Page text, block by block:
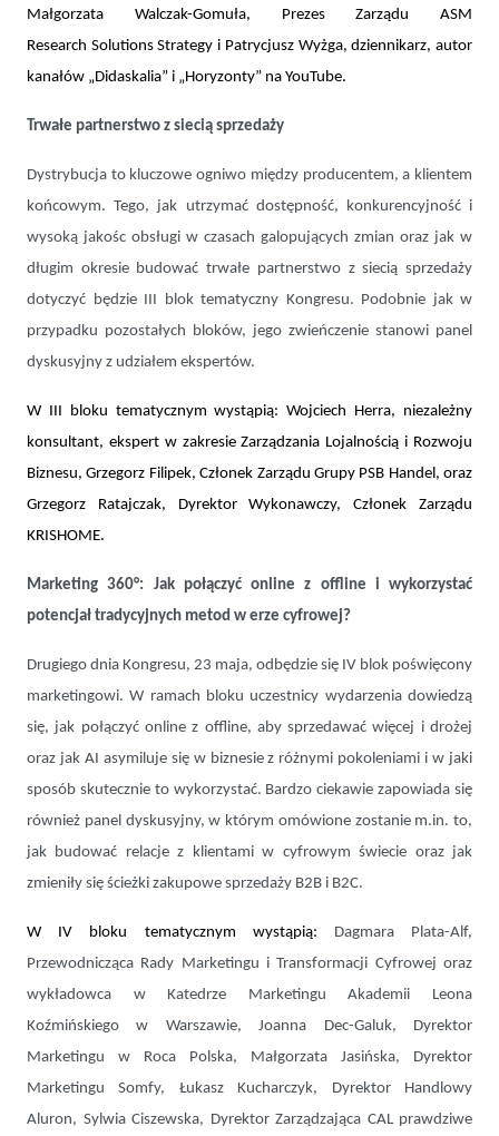
Małgorzata Walczak-Gomuła, Prezes Zarządu ASM
Research Solutions Strategy i Patrycjusz Wyżga, dziennikarz, autor
kanałów „Didaskalia” i „Horyzonty” na YouTube.
Trwałe partnerstwo z siecią sprzedaży
Dystrybucja to kluczowe ogniwo między producentem, a klientem
końcowym. Tego, jak utrzymać dostępność, konkurencyjność i
wysoką jakośc obsługi w czasach galopujących zmian oraz jak w
długim okresie budować trwałe partnerstwo z siecią sprzedaży
dotyczyć będzie III blok tematyczny Kongresu. Podobnie jak w
przypadku pozostałych bloków, jego zwieńczenie stanowi panel
dyskusyjny z udziałem ekspertów.
W III bloku tematycznym wystąpią: Wojciech Herra, niezależny
konsultant, ekspert w zakresie Zarządzania Lojalnością i Rozwoju
Biznesu, Grzegorz Filipek, Członek Zarządu Grupy PSB Handel, oraz
Grzegorz Ratajczak, Dyrektor Wykonawczy, Członek Zarządu
KRISHOME.
Marketing 360°: Jak połączyć online z offline i wykorzystać
potencjał tradycyjnych metod w erze cyfrowej?
Drugiego dnia Kongresu, 23 maja, odbędzie się IV blok poświęcony
marketingowi. W ramach bloku uczestnicy wydarzenia dowiedzą
się, jak połączyć online z offline, aby sprzedawać więcej i drożej
oraz jak AI asymiluje się w biznesie z różnymi pokoleniami i w jaki
sposób skutecznie to wykorzystać. Bardzo ciekawie zapowiada się
również panel dyskusyjny, w którym omówione zostanie m.in. to,
jak budować relacje z klientami w cyfrowym świecie oraz jak
zmieniły się ścieżki zakupowe sprzedaży B2B i B2C.
W IV bloku tematycznym wystąpią: Dagmara Plata-Alf,
Przewodnicząca Rady Marketingu i Transformacji Cyfrowej oraz
wykładowca w Katedrze Marketingu Akademii Leona
Koźmińskiego w Warszawie, Joanna Dec-Galuk, Dyrektor
Marketingu w Roca Polska, Małgorzata Jasińska, Dyrektor
Marketingu Somfy, Łukasz Kucharczyk, Dyrektor Handlowy
Aluron, Sylwia Ciszewska, Dyrektor Zarządzająca CAL prawdziwe